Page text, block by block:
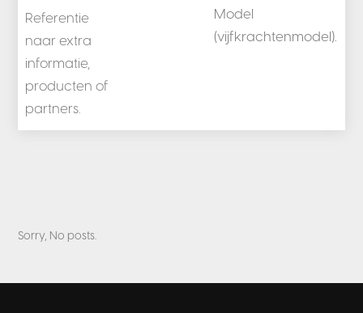
Referentie
naar extra
informatie,
producten of
partners.
Model
(vijfkrachtenmodel).
Sorry, No posts.